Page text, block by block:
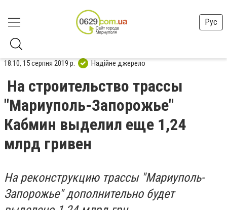
Рус
18:10, 15 серпня 2019 р. Надійне джерело
На строительство трассы
"Мариуполь-Запорожье"
Кабмин выделил еще 1,24
млрд гривен
На реконструкцию трассы "Мариуполь-
Запорожье" дополнительно будет